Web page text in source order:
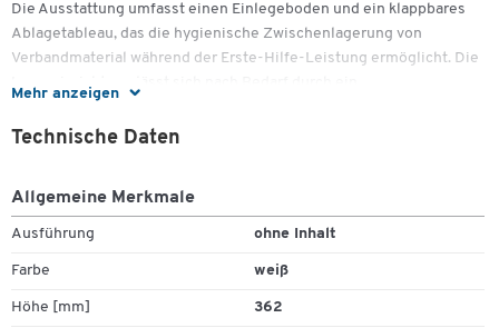
Mehr anzeigen
Die Ausstattung umfasst einen Einlegeboden und ein klappbares
Ablagetableau, das die hygienische Zwischenlagerung von
Verbandmaterial während der Erste-Hilfe-Leistung ermöglicht. Die
Inneneinrichtung lässt sich nach Bedarf durch ein
zwei Schubladen erweitern.
Leer:Ideal für individuelle Bestückungen, passend zu Ihren
spezifischen Anforderungen.
Enthält hochwertige, sterile
Jahren, die eine aufwendige Überwachung und
Technische Daten
Allgemeine Merkmale
Ausführung ohne Inhalt
Farbe weiß
Höhe [mm] 362